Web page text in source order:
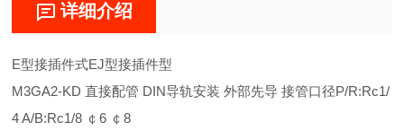
详细介绍
E型接插件式EJ型接插件型
M3GA2-KD 直接配管 DIN导轨安装 外部先导 接管口径P/R:Rc1/
4 A/B:Rc1/8 ￠6 ￠8